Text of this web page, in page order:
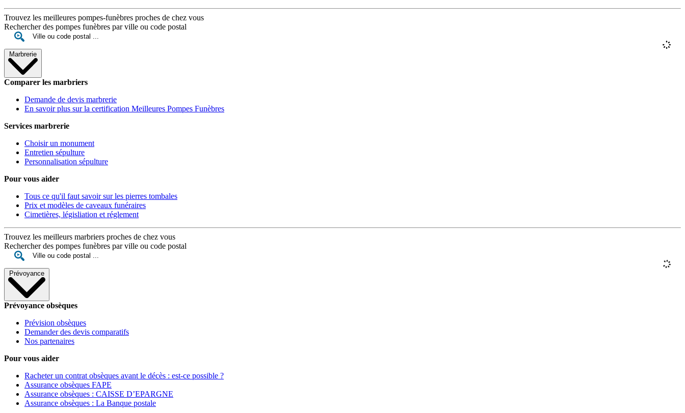
Trouvez les meilleures pompes-funèbres proches de chez vous
Rechercher des pompes funèbres par ville ou code postal
Marbrerie
Comparer les marbriers
Demande de devis marbrerie
En savoir plus sur la certification Meilleures Pompes Funèbres
Services marbrerie
Choisir un monument
Entretien sépulture
Personnalisation sépulture
Pour vous aider
Tous ce qu'il faut savoir sur les pierres tombales
Prix et modèles de caveaux funéraires
Cimetières, législiation et réglement
Trouvez les meilleurs marbriers proches de chez vous
Rechercher des pompes funèbres par ville ou code postal
Prévoyance
Prévoyance obsèques
Prévision obsèques
Demander des devis comparatifs
Nos partenaires
Pour vous aider
Racheter un contrat obsèques avant le décès : est-ce possible ?
Assurance obsèques FAPE
Assurance obsèques : CAISSE D’EPARGNE
Assurance obsèques : La Banque postale